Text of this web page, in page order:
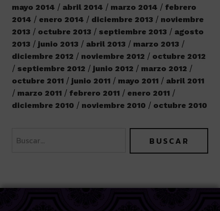
mayo 2014
abril 2014 marzo 2014
febrero
2014
enero 2014 diciembre 2013
noviembre
2013
octubre 2013 septiembre 2013
agosto
2013
junio 2013 abril 2013
marzo 2013
diciembre 2012
noviembre 2012
octubre 2012
septiembre 2012
junio 2012
marzo 2012
octubre 2011
junio 2011 mayo 2011
abril 2011
marzo 2011
febrero 2011
enero 2011
diciembre 2010
noviembre 2010 octubre 2010